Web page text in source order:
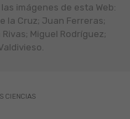
imágenes de esta Web:
la Cruz; Juan Ferreras;
Miguel Rodríguez;
CIENCIAS